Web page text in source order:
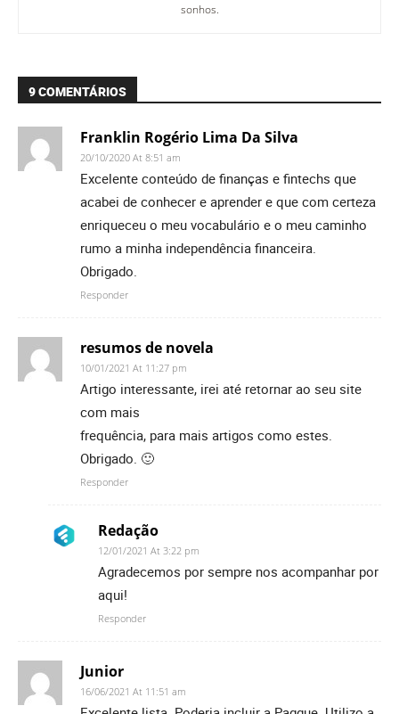
sonhos.
9 COMENTÁRIOS
Franklin Rogério Lima Da Silva
20/10/2020 At 8:51 am
Excelente conteúdo de finanças e fintechs que
acabei de conhecer e aprender e que com certeza
enriqueceu o meu vocabulário e o meu caminho
rumo a minha independência financeira.
Obrigado.
Responder
resumos de novela
10/01/2021 At 11:27 pm
Artigo interessante, irei até retornar ao seu site
com mais
frequência, para mais artigos como estes.
Obrigado. 🙂
Responder
Redação
12/01/2021 At 3:22 pm
Agradecemos por sempre nos acompanhar por
aqui!
Responder
Junior
16/06/2021 At 11:51 am